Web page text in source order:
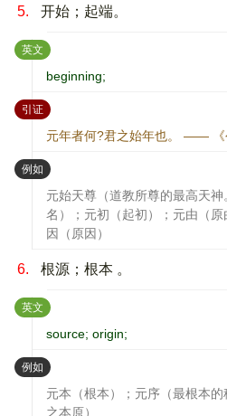
5. 开始；起端。
英文 ：
beginning;
引证：
元年者何?君之始年也。 —— 《
例如 ：
元始天尊（道教所尊的最高天
名）；元初（起初）；元由（
因（原因）
6. 根源；根本 。
英文 ：
source; origin;
例如 ：
元本（根本）；元序（最根本
之本原）